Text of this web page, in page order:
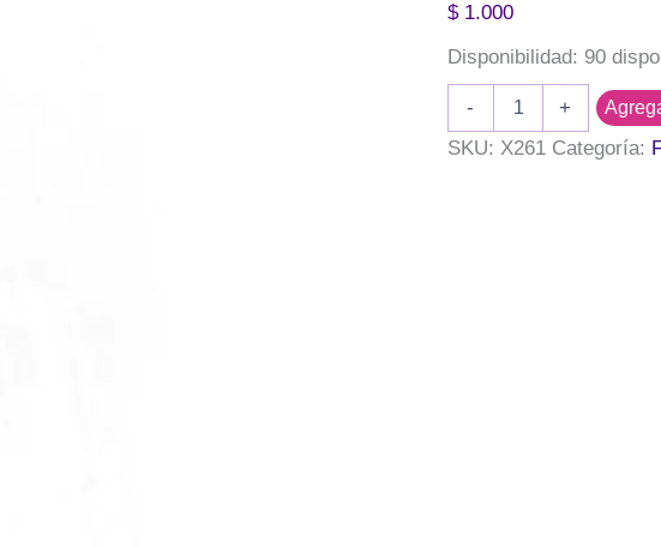
$1.000
Disponibilidad: 90
-
Servilletero
10cm.
+
SKU: X261 Categoría: